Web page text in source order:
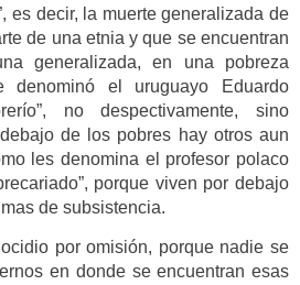
es decir, la muerte generalizada de
de una etnia y que se encuentran
generalizada, en una pobreza
el uruguayo Eduardo
no despectivamente, sino
de los pobres hay otros aun
les denomina el profesor polaco
porque viven por debajo
de subsistencia.
por omisión, porque nadie se
en donde se encuentran esas